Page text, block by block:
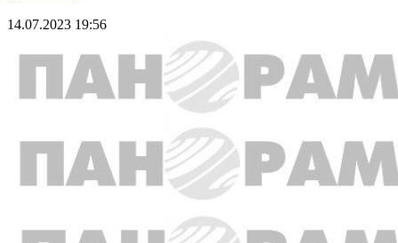
14.07.2023 19:56